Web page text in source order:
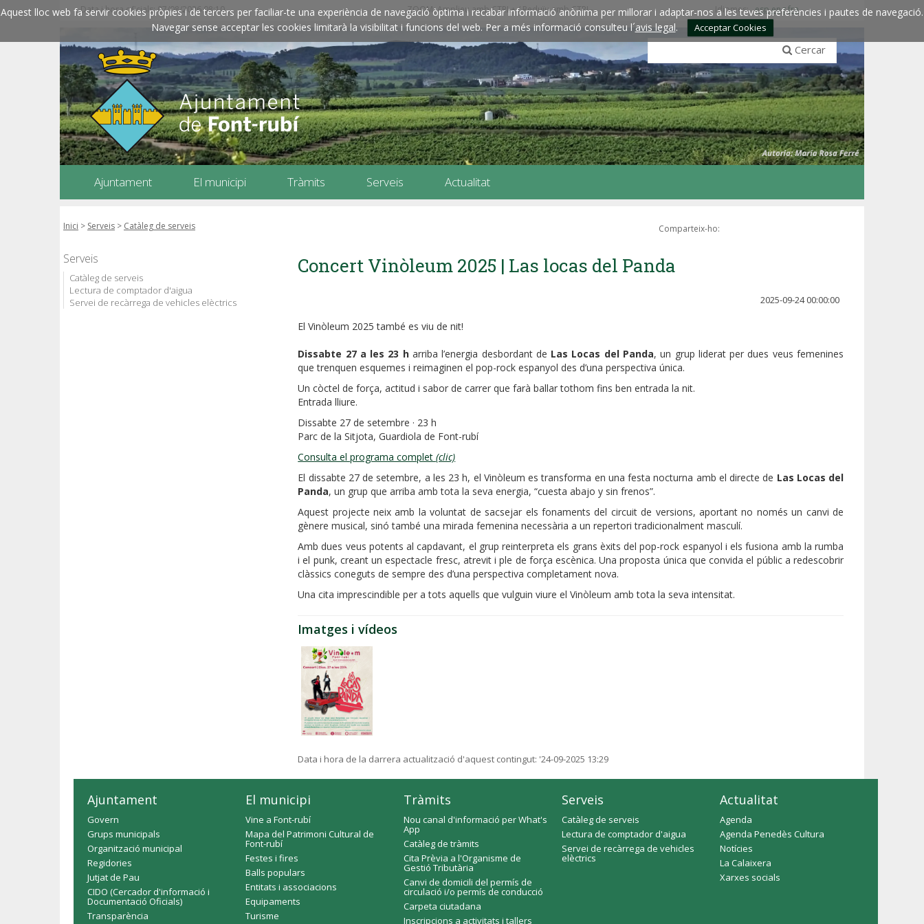
Aquest lloc web fa servir cookies pròpies i de tercers per faciliar-te una experiència de navegació òptima i recabar informació anònima per millorar i adaptar-nos a les teves preferències i pautes de navegació.
Navegar sense acceptar les cookies limitarà la visibilitat i funcions del web. Per a més informació consulteu l´avis legal. Acceptar Cookies
Data i hora oficials: 07/08/2026 08:10 ZOOM: Amplieu amb CTRL+ / Reduïu amb CTRL- Idiomes:esp engfra
Cercar
Ajuntament El municipi Tràmits Serveis Actualitat
Inici > Serveis > Catàleg de serveis Comparteix-ho:
Serveis
Catàleg de serveis
Lectura de comptador d'aigua
Servei de recàrrega de vehicles elèctrics
Concert Vinòleum 2025 | Las locas del Panda
2025-09-24 00:00:00
El Vinòleum 2025 també es viu de nit!
Dissabte 27 a les 23 harriba l’energia desbordant de Las Locas del Panda, un grup liderat per dues veus femenines
que trenquen esquemes i reimaginen el pop-rock espanyol des d’una perspectiva única.
Un còctel de força, actitud i sabor de carrer que farà ballar tothom fins ben entrada la nit.
Entrada lliure.
Dissabte 27 de setembre · 23 h
Parc de la Sitjota, Guardiola de Font-rubí
Consulta el programa complet(clic)
El dissabte 27 de setembre, a les 23 h, el Vinòleum es transforma en una festa nocturna amb el directe de Las Locas del
Panda, un grup que arriba amb tota la seva energia, “cuesta abajo y sin frenos”.
Aquest projecte neix amb la voluntat de sacsejar els fonaments del circuit de versions, aportant no només un canvi de
gènere musical, sinó també una mirada femenina necessària a un repertori tradicionalment masculí.
Amb dues veus potents al capdavant, el grup reinterpreta els grans èxits del pop-rock espanyol i els fusiona amb la rumba
i el punk, creant un espectacle fresc, atrevit i ple de força escènica. Una proposta única que convida el públic a redescobrir
clàssics coneguts de sempre des d’una perspectiva completament nova.
Una cita imprescindible per a tots aquells que vulguin viure el Vinòleum amb tota la seva intensitat.
Imatges i vídeos
Data i hora de la darrera actualització d'aquest contingut: '24-09-2025 13:29
Ajuntament
Govern
Grups municipals
Organització municipal
Regidories
Jutjat de Pau
CIDO (Cercador d'informació i
Documentació Oficials)
Transparència
El municipi
Vine a Font-rubí
Mapa del Patrimoni Cultural de
Font-rubí
Festes i fires
Balls populars
Entitats i associacions
Equipaments
Turisme
Tràmits
Nou canal d'informació per What's
App
Catàleg de tràmits
Cita Prèvia a l'Organisme de
Gestió Tributària
Canvi de domicili del permís de
circulació i/o permís de conducció
Carpeta ciutadana
Inscripcions a activitats i tallers
Serveis
Catàleg de serveis
Lectura de comptador d'aigua
Servei de recàrrega de vehicles
elèctrics
Actualitat
Agenda
Agenda Penedès Cultura
Notícies
La Calaixera
Xarxes socials